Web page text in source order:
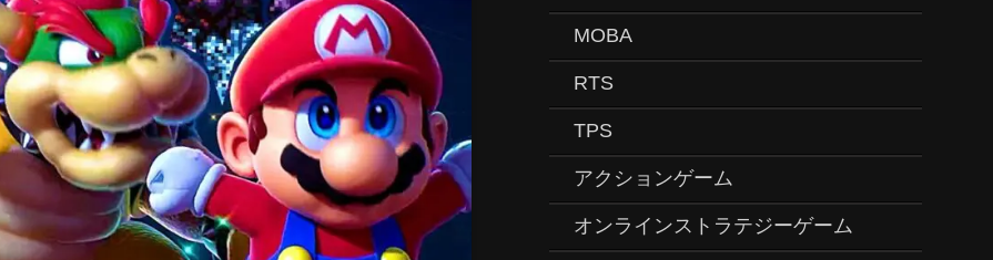
MOBA
RTS
TPS
アクションゲーム
オンラインストラテジーゲーム